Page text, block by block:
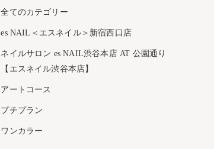
全てのカテゴリー
es NAIL＜エスネイル＞新宿西口店
ネイルサロン es NAIL渋谷本店 AT 公園通り
【エスネイル渋谷本店】
アートコース
プチプラン
ワンカラー